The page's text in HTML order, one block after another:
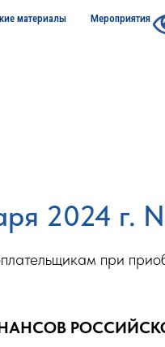
материалы
Мероприятия
2024 г.
при